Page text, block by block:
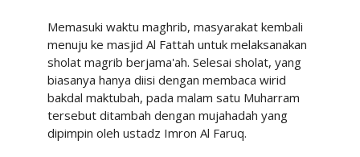
Memasuki waktu maghrib, masyarakat kembali
menuju ke masjid Al Fattah untuk melaksanakan
sholat magrib berjama'ah. Selesai sholat, yang
biasanya hanya diisi dengan membaca wirid
bakdal maktubah, pada malam satu Muharram
tersebut ditambah dengan mujahadah yang
dipimpin oleh ustadz Imron Al Faruq.